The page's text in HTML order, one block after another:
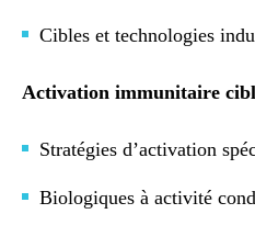
Cibles et technologies
Activation immunitaire
Stratégies d’activation
Biologiques à activité